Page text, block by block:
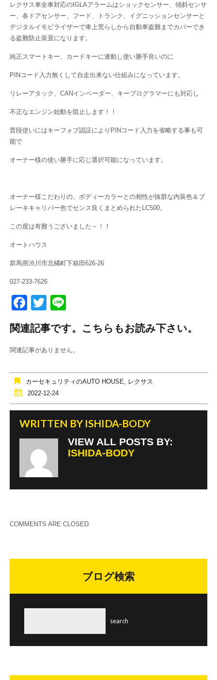
レクサス車全車対応のIGLAアラームはショックセンサー、傾斜センサ
ー、各ドアセンサー、フード、トランク、イグニッションセンサーと
デジタルイモビライザーで車上荒らしから自動車盗難までカバーでき
る盗難防止装置になります。
純正スマートキー、カードキーに連動し使い勝手良いのに
PINコード入力無くして自走出来ない仕組みになっています。
リレーアタック、CANインベーダー、キープログラマーにも対応し
不正なエンジン始動を阻止します！！
普段使いにはキーフォブ認証によりPINコード入力を省略する事も可
能で
オーナー様の使い勝手に応じ選択可能になっています。
オーナー様こだわりの、ボディーカラーとの相性が抜群な内装色＆ブ
レーキキャリパー色でセンス良くまとめられたLC500。
この度は有難うございました～！！
オートハウス
群馬県渋川市北橘町下箱田626-26
027-233-7626
F
a
c
e
o
o
k
T
tt
er
e
関連記事です。こちらもお読み下さい。
関連記事がありません。
カーセキュリティのAUTO HOUSE, レクサス
2022-12-24
WRITTEN BY ISHIDA-BODY
VIEW ALL POSTS BY:
ISHIDA-BODY
COMMENTS ARE CLOSED.
ブログ検索